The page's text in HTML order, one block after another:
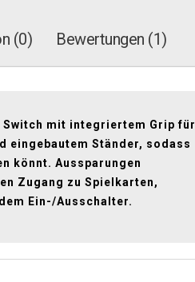
(0) Bewertungen (1)
mit integriertem Grip für
eingebautem Ständer, sodass
könnt. Aussparungen
Zugang zu Spielkarten,
Ein-/Ausschalter.